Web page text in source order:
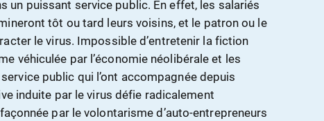
un puissant service public. En effet, les salariés
tôt ou tard leurs voisins, et le patron ou le
le virus. Impossible d’entretenir la fiction
véhiculée par l’économie néolibérale et les
public qui l’ont accompagnée depuis
induite par le virus défie radicalement
par le volontarisme d’auto-entrepreneurs